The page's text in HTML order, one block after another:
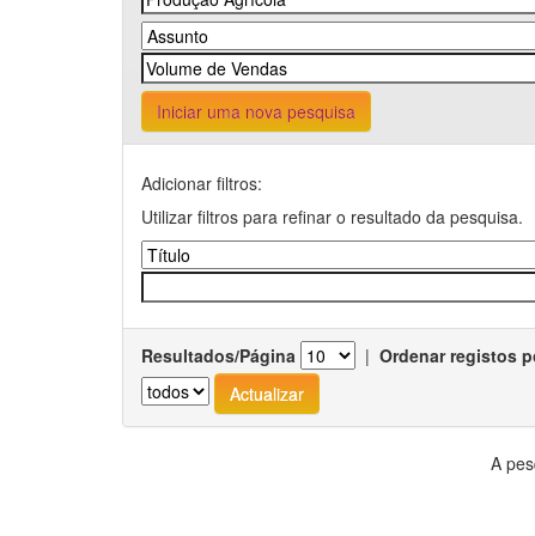
Iniciar uma nova pesquisa
Adicionar filtros:
Utilizar filtros para refinar o resultado da pesquisa.
Resultados/Página | Ordenar registos
A